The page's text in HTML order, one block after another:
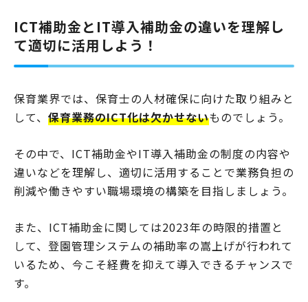
ICT補助金とIT導入補助金の違いを理解し
て適切に活用しよう！
保育業界では、保育士の人材確保に向けた取り組みと
して、 保育業務のICT化は欠かせないものでしょう。
その中で、ICT補助金やIT導入補助金の制度の内容や
違いなどを理解し、適切に活用することで業務負担の
削減や働きやすい職場環境の構築を目指しましょう。
また、ICT補助金に関しては2023年の時限的措置と
して、登園管理システムの補助率の嵩上げが行われて
いるため、今こそ経費を抑えて導入できるチャンスで
す。